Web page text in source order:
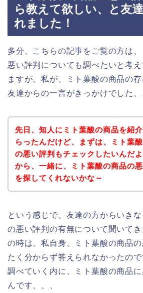
ら教えて欲しい、と友
れました！
多分、こちらの記事をご覧の方は
悪い評判についても調べたいと考
ますが、私が、ミト葉酸の商品の存
友達からの一言がきっかけでした、
先日、知人にミト葉酸の商品を紹
らったんだけど、まずは、ミト葉
の悪い評判もチェックしたいんだ
から、一緒に、ミト葉酸の商品の
を探してくれないかな～
という感じで、友達の方からいき
の悪い評判の有無について聞いて
の時は、私自身、ミト葉酸の商品
たく分からず答えられなかったの
調べていく内に、ミト葉酸の商品
んです、、、